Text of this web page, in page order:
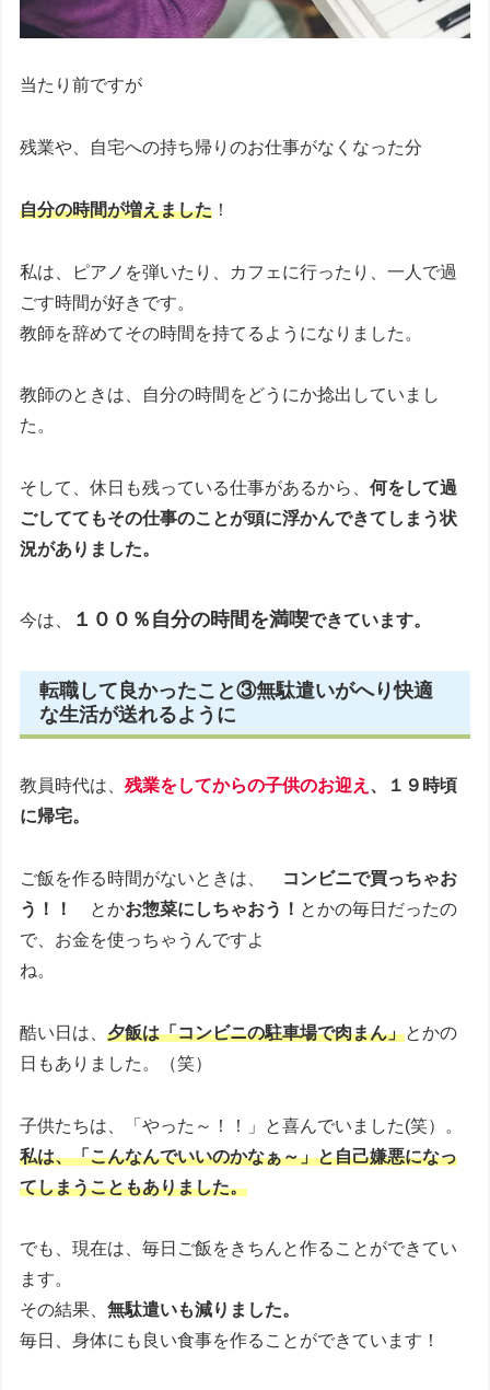
当たり前ですが
残業や、自宅への持ち帰りのお仕事がなくなった分
自分の時間が増えました ！
私は、ピアノを弾いたり、カフェに行ったり、一人で過
ごす時間が好きです。
教師を辞めてその時間を持てるようになりました。
教師のときは、自分の時間をどうにか捻出していまし
た。
そして、休日も残っている仕事があるから、何をして過
ごしててもその仕事のことが頭に浮かんできてしまう状
況がありました。
今は、 １００％自分の時間を満喫できています。
転職して良かったこと③無駄遣いがへり快適
な生活が送れるように
教員時代は、残業をしてからの子供のお迎え 、１９時頃
に帰宅。
ご飯を作る時間がないときは、
コンビニで買っちゃお
う！！
とかお惣菜にしちゃおう！ とかの毎日だったの
で、お金を使っちゃうんですよ
ね。
酷い日は、夕飯は「コンビニの駐車場で肉まん」とかの
日もありました。（笑）
子供たちは、「やった～！！」と喜んでいました(笑）。
私は、「こんなんでいいのかなぁ～」と自己嫌悪になっ
てしまうこともありました。
でも、現在は、毎日ご飯をきちんと作ることができてい
ます。
その結果、無駄遣いも減りました。
毎日、身体にも良い食事を作ることができています！